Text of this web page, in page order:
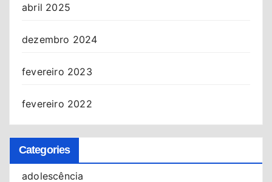
abril 2025
dezembro 2024
fevereiro 2023
fevereiro 2022
Categories
adolescência